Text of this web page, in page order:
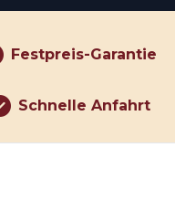
Festpreis-Garantie
Schnelle Anfahrt